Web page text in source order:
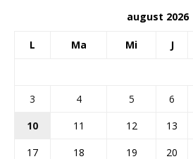
august 2026
L Ma Mi J
3
4 5 6
10
11 12 13
17
18 19 20